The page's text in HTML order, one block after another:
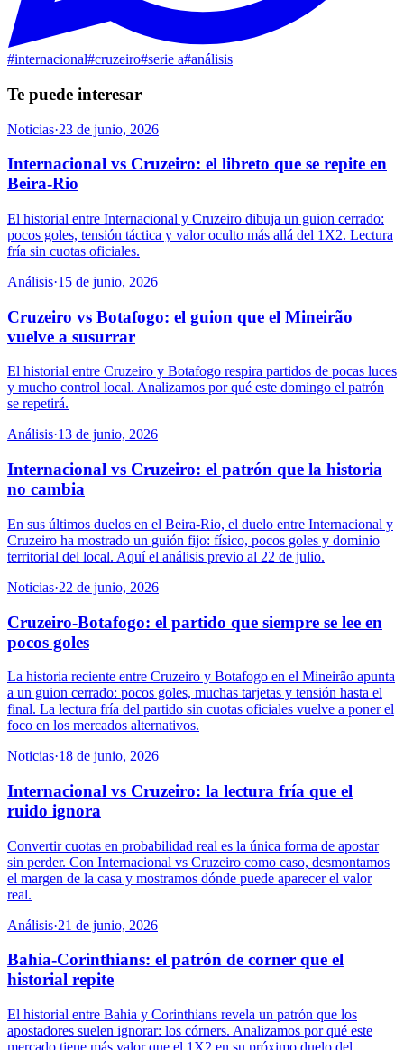
#internacional#cruzeiro#serie a#análisis
Te puede interesar
Noticias·23 de junio, 2026
Internacional vs Cruzeiro: el libreto que se repite en
Beira-Rio
El historial entre Internacional y Cruzeiro dibuja un guion cerrado:
pocos goles, tensión táctica y valor oculto más allá del 1X2. Lectura
fría sin cuotas oficiales.
Análisis·15 de junio, 2026
Cruzeiro vs Botafogo: el guion que el Mineirão
vuelve a susurrar
El historial entre Cruzeiro y Botafogo respira partidos de pocas luces
y mucho control local. Analizamos por qué este domingo el patrón
se repetirá.
Análisis·13 de junio, 2026
Internacional vs Cruzeiro: el patrón que la historia
no cambia
En sus últimos duelos en el Beira-Rio, el duelo entre Internacional y
Cruzeiro ha mostrado un guión fijo: físico, pocos goles y dominio
territorial del local. Aquí el análisis previo al 22 de julio.
Noticias·22 de junio, 2026
Cruzeiro-Botafogo: el partido que siempre se lee en
pocos goles
La historia reciente entre Cruzeiro y Botafogo en el Mineirão apunta
a un guion cerrado: pocos goles, muchas tarjetas y tensión hasta el
final. La lectura fría del partido sin cuotas oficiales vuelve a poner el
foco en los mercados alternativos.
Noticias·18 de junio, 2026
Internacional vs Cruzeiro: la lectura fría que el
ruido ignora
Convertir cuotas en probabilidad real es la única forma de apostar
sin perder. Con Internacional vs Cruzeiro como caso, desmontamos
el margen de la casa y mostramos dónde puede aparecer el valor
real.
Análisis·21 de junio, 2026
Bahia-Corinthians: el patrón de corner que el
historial repite
El historial entre Bahia y Corinthians revela un patrón que los
apostadores suelen ignorar: los córners. Analizamos por qué este